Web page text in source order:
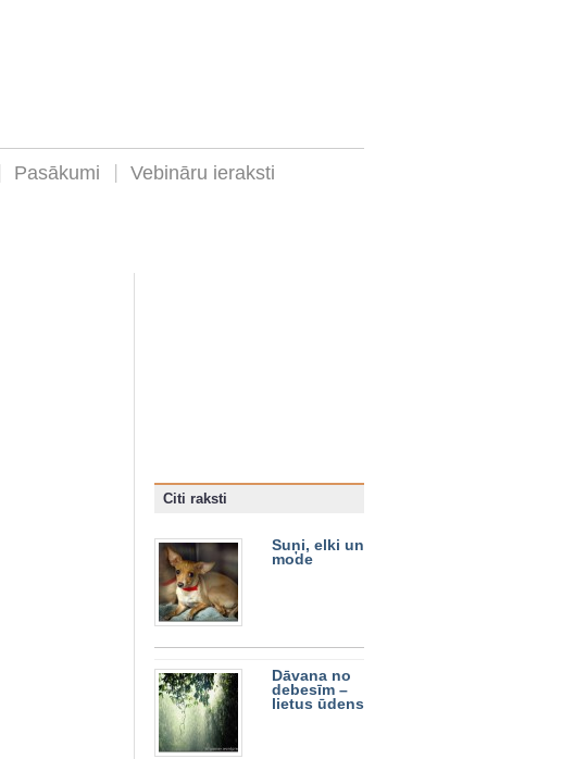
Pasākumi Vebināru ieraksti
Citi raksti
Suņi, elki un
mode
Dāvana no
debesīm –
lietus ūdens